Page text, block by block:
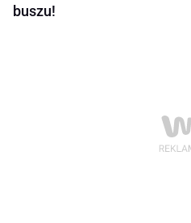
buszu!